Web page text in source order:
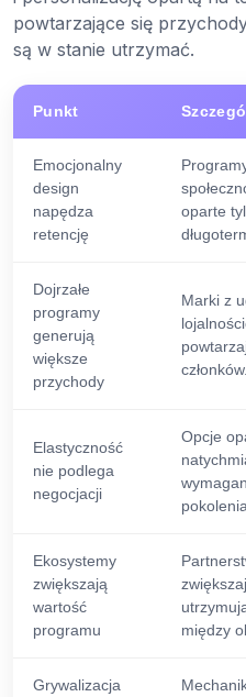
powtarzające się
są w stanie utrzymać.
Punkt
Emocjonalny
design
napędza
retencję
oparte
Dojrzałe
programy
generują
większe
przychody
Marki z
członków.
Elastyczność
nie podlega
negocjacji
Opcje
Ekosystemy
zwiększają
wartość
programu
między
Grywalizacja